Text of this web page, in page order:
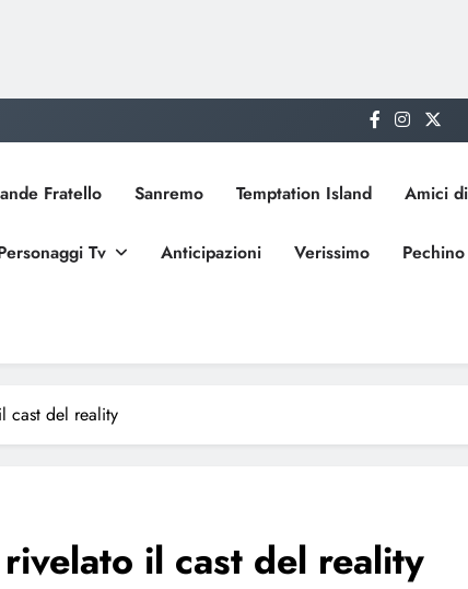
Fratello Sanremo Temptation Island Amici
Tv Anticipazioni Verissimo
cast del reality
il cast del reality